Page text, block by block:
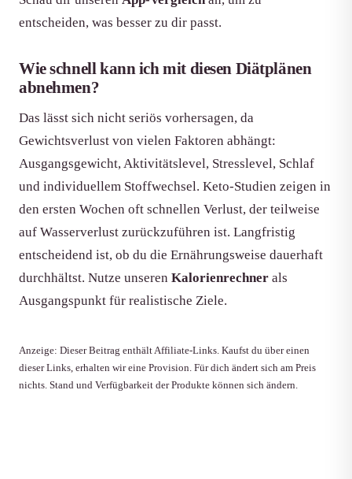
entscheiden, was besser zu dir passt.
Wie schnell kann ich mit diesen Diätplänen
abnehmen?
Das lässt sich nicht seriös vorhersagen, da
Gewichtsverlust von vielen Faktoren abhängt:
Ausgangsgewicht, Aktivitätslevel, Stresslevel, Schlaf
und individuellem Stoffwechsel. Keto-Studien zeigen in
den ersten Wochen oft schnellen Verlust, der teilweise
auf Wasserverlust zurückzuführen ist. Langfristig
entscheidend ist, ob du die Ernährungsweise dauerhaft
durchhältst. Nutze unseren Kalorienrechner als
Ausgangspunkt für realistische Ziele.
Anzeige: Dieser Beitrag enthält Affiliate-Links. Kaufst du über einen
dieser Links, erhalten wir eine Provision. Für dich ändert sich am Preis
nichts. Stand und Verfügbarkeit der Produkte können sich ändern.